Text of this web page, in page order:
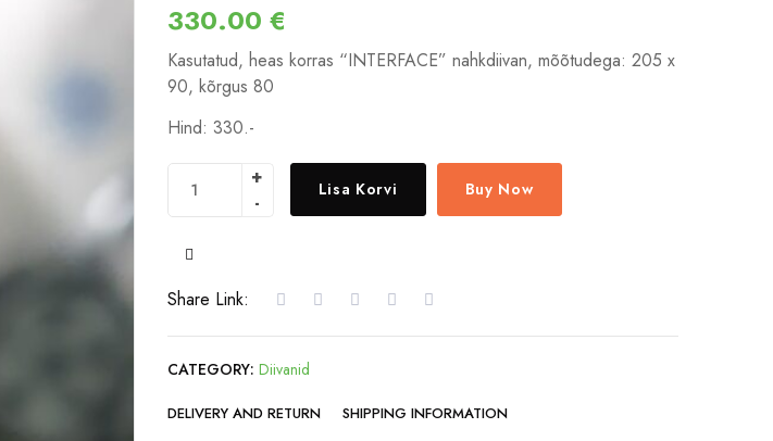
330.00 €
Kasutatud, heas korras “INTERFACE” nahkdiivan, mõõtudega: 205 x
90, kõrgus 80
Hind: 330.-
Lisa Korvi Buy Now
Share Link:
CATEGORY: Diivanid
DELIVERY AND RETURN
SHIPPING INFORMATION